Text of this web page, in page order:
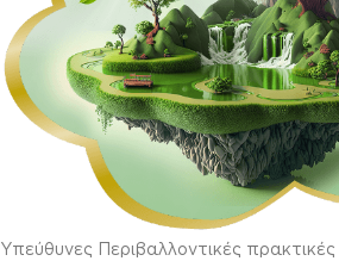
Υπεύθυνες Περιβαλλοντικές πρακτικές